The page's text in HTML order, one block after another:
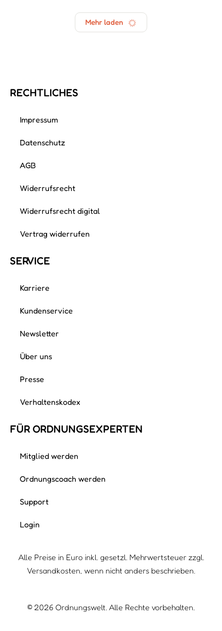
Cinzia Sollai
Mit meiner kleinen Familie lebe ich in Rheinberg
lachen und unter lustigen und fröhlichen
Menschen zu…
Viktoria Rummler
Wie du dir sicher denken kannst, liebe ich Ordnung
zu helfen. Über zwanzig Jahre habe ich…
gerne. Ich lebe mit meinem Mann und meiner
regelmäßig einzelne Räume, Schränke…